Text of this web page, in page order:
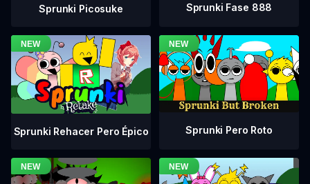
Sprunki Picosuke Sprunki Fase 888
Sprunki Rehacer Pero Épico Sprunki Pero Roto